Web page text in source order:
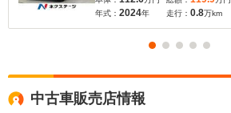
年式： 2024年
走行： 0.8万km
中古車販売店情報